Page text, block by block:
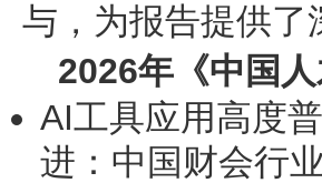
与，为报告提供了
2026年《中国
AI工具应用高度
进： 中国财会行